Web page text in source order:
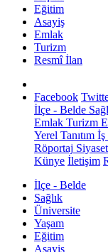
Eğitim
Asayiş
Emlak
Turizm
Resmî İlan
Facebook
İlçe - Belde
Emlak Turizm
Yerel Tanıtım İş
Röportaj Siyaset
Künye İletişim
İlçe - Belde
Sağlık
Üniversite
Yaşam
Eğitim
Asayiş